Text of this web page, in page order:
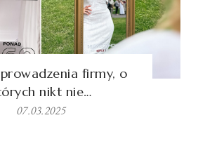
firmy, o
nikt nie…
07.03.2025